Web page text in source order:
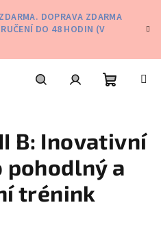
DOPRAVA ZDARMA
DO 48 HODIN (V
košík
B: Inovativní
pohodlný a
trénink